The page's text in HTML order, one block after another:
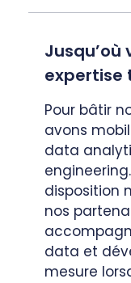
Jusqu’où
expertise
Pour bâtir
avons
data
disposition
nos
data et
mesure